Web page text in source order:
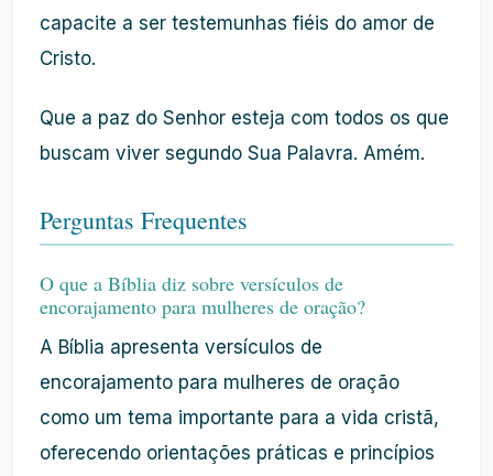
capacite a ser testemunhas fiéis do amor de
Cristo.
Que a paz do Senhor esteja com todos os que
buscam viver segundo Sua Palavra. Amém.
Perguntas Frequentes
O que a Bíblia diz sobre versículos de
encorajamento para mulheres de oração?
A Bíblia apresenta versículos de
encorajamento para mulheres de oração
como um tema importante para a vida cristã,
oferecendo orientações práticas e princípios